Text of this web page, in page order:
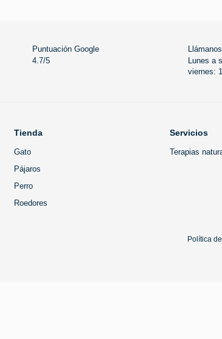
Puntuación Google
4.7/5
Llámanos
Lunes a
viernes:
Tienda
Gato
Pájaros
Perro
Roedores
Servicios
Terapias
Política